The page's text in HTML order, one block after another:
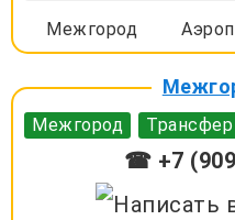
Межгород
Межгород Трансфер
☎ +7